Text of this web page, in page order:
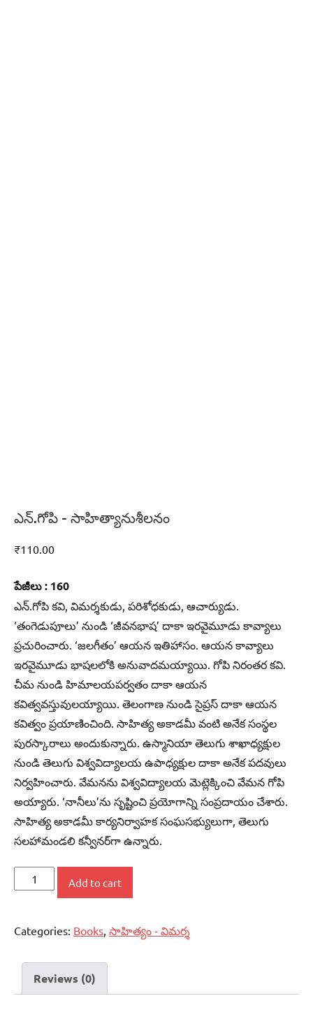
ఎన్‌.గోపి – సాహిత్యానుశీలనం
₹110.00
పేజీలు : 160
ఎన్‌.గోపి కవి, విమర్శకుడు, పరిశోధకుడు, ఆచార్యుడు.
‘తంగెడుపూలు’ నుండి ‘జీవనభాష’ దాకా ఇరవైమూడు కావ్యాలు
ప్రచురించారు. ‘జలగీతం’ ఆయన ఇతిహాసం. ఆయన కావ్యాలు
ఇరవైమూడు భాషలలోకి అనువాదమయ్యాయి. గోపి నిరంతర కవి.
చీమ నుండి హిమాలయపర్వతం దాకా ఆయన
కవిత్వవస్తువులయ్యాయి. తెలంగాణ నుండి సైప్రస్‌ దాకా ఆయన
కవిత్వం ప్రయాణించింది. సాహిత్య అకాడమీ వంటి అనేక సంస్థల
పురస్కారాలు అందుకున్నారు. ఉస్మానియా తెలుగు శాఖాధ్యక్షుల
నుండి తెలుగు విశ్వవిద్యాలయ ఉపాధ్యక్షుల దాకా అనేక పదవులు
నిర్వహించారు. వేమనను విశ్వవిద్యాలయ మెట్లెక్కించి వేమన గోపి
అయ్యారు. ‘నానీలు’ను సృష్టించి ప్రయోగాన్ని సంప్రదాయం చేశారు.
సాహిత్య అకాడమీ కార్యనిర్వాహక సంఘసభ్యులుగా, తెలుగు
సలహామండలి కన్వీనర్‌గా ఉన్నారు.
ఎన్‌.గోపి
quantity
Add to cart
Categories: Books, సాహిత్యం - విమర్శ
Reviews (0)